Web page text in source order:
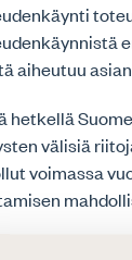
aiheutuu
hetkellä
välisiä
voimassa